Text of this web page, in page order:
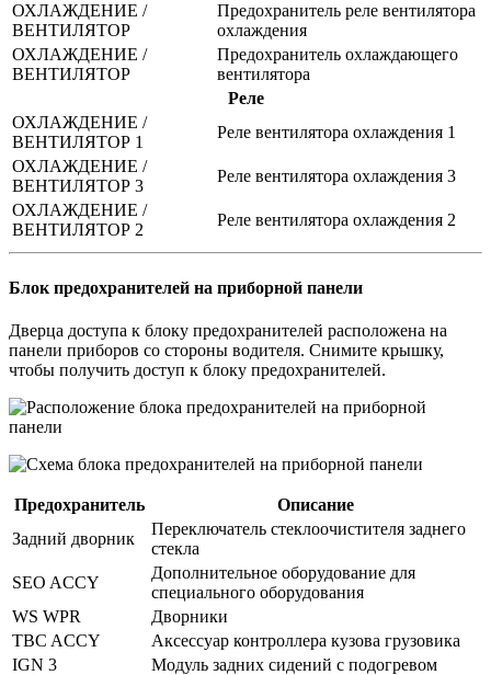
ОХЛАЖДЕНИЕ /
ВЕНТИЛЯТОР
Предохранитель реле вентилятора
охлаждения
ОХЛАЖДЕНИЕ /
ВЕНТИЛЯТОР
Предохранитель охлаждающего
вентилятора
Реле
ОХЛАЖДЕНИЕ /
ВЕНТИЛЯТОР 1
Реле вентилятора охлаждения 1
ОХЛАЖДЕНИЕ /
ВЕНТИЛЯТОР 3
Реле вентилятора охлаждения 3
ОХЛАЖДЕНИЕ /
ВЕНТИЛЯТОР 2
Реле вентилятора охлаждения 2
Блок предохранителей на приборной панели
Дверца доступа к блоку предохранителей расположена на
панели приборов со стороны водителя. Снимите крышку,
чтобы получить доступ к блоку предохранителей.
Предохранитель
Описание
Задний дворник
Переключатель стеклоочистителя заднего
стекла
SEO ACCY
Дополнительное оборудование для
специального оборудования
WS WPR
Дворники
TBC ACCY
Аксессуар контроллера кузова грузовика
IGN 3
Модуль задних сидений с подогревом